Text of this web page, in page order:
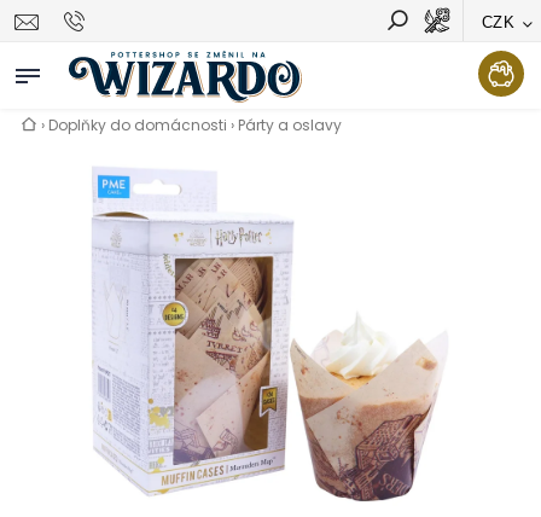
CZK
Vyhledávání Hledat
› Doplňky do domácnosti › Párty a oslavy